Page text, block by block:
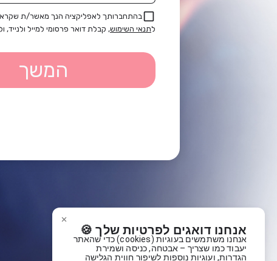
בהתחברותך לאפליקציה הנך מאשר/ת
לתנאי השימוש, קבלת דואר פרסומי למייל ולנייד,
המשך
אנחנו דואגים לפרטיות שלך 🍪
אנחנו משתמשים בעוגיות (cookies) כדי שהאתר
יעבוד כמו שצריך – אבטחה, כניסה ושמירת
הגדרות, ועוגיות נוספות לשיפור חווית הגלישה